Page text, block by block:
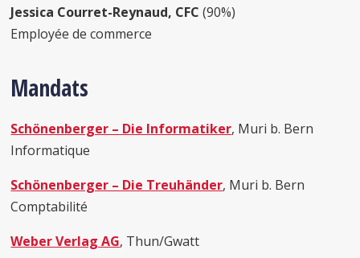
Jessica Courret-Reynaud, CFC (90%)
Employée de commerce
Mandats
Schönenberger – Die Informatiker, Muri b. Bern
Informatique
Schönenberger – Die Treuhänder, Muri b. Bern
Comptabilité
Weber Verlag AG, Thun/Gwatt